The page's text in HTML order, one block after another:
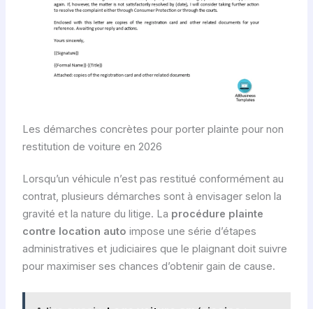
Les démarches concrètes pour porter plainte pour non
restitution de voiture en 2026
Lorsqu’un véhicule n’est pas restitué conformément au
contrat, plusieurs démarches sont à envisager selon la
gravité et la nature du litige. La procédure plainte
contre location auto impose une série d’étapes
administratives et judiciaires que le plaignant doit suivre
pour maximiser ses chances d’obtenir gain de cause.